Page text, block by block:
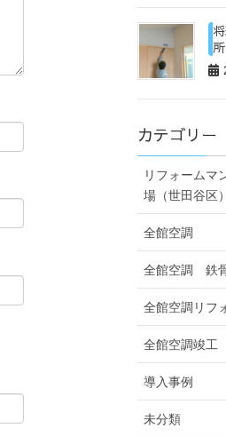
カテゴリー
リフォームマ
場（世田谷区）
全館空調
全館空調 鉄
全館空調リフ
全館空調竣工
導入事例
未分類